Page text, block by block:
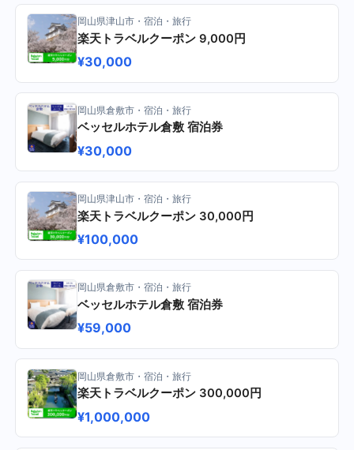
岡山県津山市・宿泊・旅行
楽天トラベルクーポン 9,000円
¥30,000
岡山県倉敷市・宿泊・旅行
ベッセルホテル倉敷 宿泊券
¥30,000
岡山県津山市・宿泊・旅行
楽天トラベルクーポン 30,000円
¥100,000
岡山県倉敷市・宿泊・旅行
ベッセルホテル倉敷 宿泊券
¥59,000
岡山県倉敷市・宿泊・旅行
楽天トラベルクーポン 300,000円
¥1,000,000